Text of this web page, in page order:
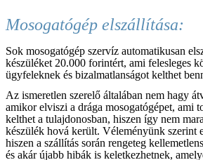
Mosogatógép elszállítása:
Sok mosogatógép szervíz automatikusan
készüléket 20.000 forintért, ami felesleges
ügyfeleknek és bizalmatlanságot kelthet
Az ismeretlen szerelő általában nem hagy
amikor elviszi a drága mosogatógépet, ami
kelthet a tulajdonosban, hiszen így nem
készülék hová került. Véleményünk szerint
hiszen a szállítás során rengeteg
és akár újabb hibák is keletkezhetnek,